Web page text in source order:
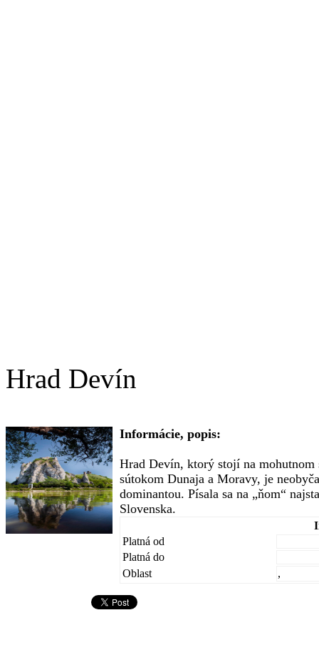
Hrad Devín
Informácie, popis:
Hrad Devín, ktorý stojí na mohutnom
sútokom Dunaja a Moravy, je
dominantou. Písala sa na „ňom“
Slovenska.
Platná od
Platná do
Oblast
,